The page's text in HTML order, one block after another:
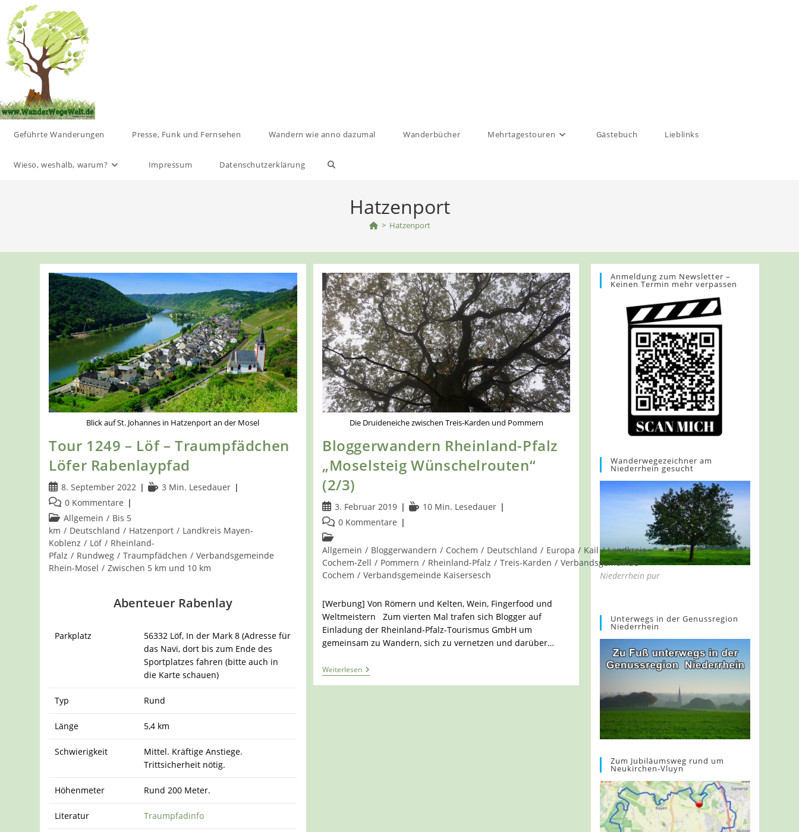
Inhalt
springen
Geführte Wanderungen Presse, Funk und Fernsehen Wandern wie anno dazumal Wanderbücher Mehrtagestouren Gästebuch Lieblinks
Wieso, weshalb, warum? Impressum Datenschutzerklärung Website-
umschalten
Hatzenport
> Hatzenport
Blick auf St. Johannes in Hatzenport an der Mosel
Tour 1249 – Löf – Traumpfädchen
Löfer Rabenlaypfad
Beitrag
veröffentlicht:
8. September 2022 Lesedauer:
3 Min. Lesedauer
Beitrags-
Kommentare:
0 Kommentare
Beitrags-
Kategorie:
Allgemein / Bis 5
km / Deutschland / Hatzenport / Landkreis Mayen-
Koblenz / Löf / Rheinland-
Pfalz / Rundweg / Traumpfädchen / Verbandsgemeinde
Rhein-Mosel / Zwischen 5 km und 10 km
Abenteuer Rabenlay
Parkplatz
56332 Löf, In der Mark 8 (Adresse für
das Navi, dort bis zum Ende des
Sportplatzes fahren (bitte auch in
die Karte schauen)
Typ Rund
Länge 5,4 km
Schwierigkeit
Mittel. Kräftige Anstiege.
Trittsicherheit nötig.
Höhenmeter Rund 200 Meter.
Literatur Traumpfadinfo
Die Druideneiche zwischen Treis-Karden und Pommern
Bloggerwandern Rheinland-Pfalz
„Moselsteig Wünschelrouten“
(2/3)
Beitrag
veröffentlicht:
3. Februar 2019 Lesedauer:
10 Min. Lesedauer
Beitrags-
Kommentare:
0 Kommentare
Beitrags-
Kategorie:
Allgemein / Bloggerwandern / Cochem / Deutschland / Europa / Kail / Landkreis
Cochem-Zell / Pommern / Rheinland-Pfalz / Treis-Karden / Verbandsgemeinde
Cochem / Verbandsgemeinde Kaisersesch
[Werbung] Von Römern und Kelten, Wein, Fingerfood und
Weltmeistern Zum vierten Mal trafen sich Blogger auf
Einladung der Rheinland-Pfalz-Tourismus GmbH um
gemeinsam zu Wandern, sich zu vernetzen und darüber…
WeiterlesenBloggerwandern
Rheinland-
Pfalz
Anmeldung zum Newsletter –
Keinen Termin mehr verpassen
Wanderwegezeichner am
Niederrhein gesucht
Niederrhein pur
Unterwegs in der Genussregion
Niederrhein
Zum Jubiläumsweg rund um
Neukirchen-Vluyn